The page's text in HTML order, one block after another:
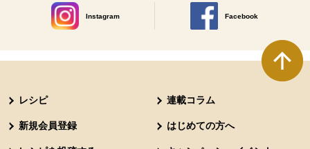
Instagram
別のウィンドウで開きます。
Facebook
別のウィンドウで開きます
レシピ 連載コラム
新規会員登録 はじめての方へ